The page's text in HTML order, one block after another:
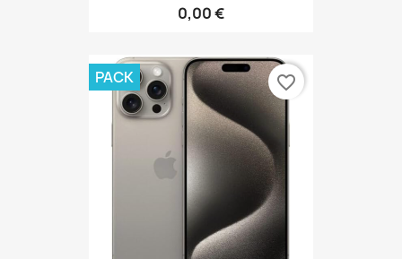
0,00 €
PACK favorite_border